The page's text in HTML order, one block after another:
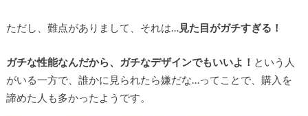
ただし、難点がありまして、それは… 見た目がガチすぎる！
ガチな性能なんだから、ガチなデザインでもいいよ！ という人
がいる一方で、誰かに見られたら嫌だな…ってことで、購入を
諦めた人も多かったようです。